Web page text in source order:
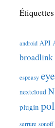
Étiquettes
android API
broadlink
espeasy
nextcloud
plugin
serrure sonoff